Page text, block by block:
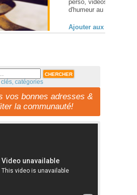
perso, vidéos de
d'humeur au ... [
Ajouter aux favoris
catégories
vos bonnes adresses &
la communauté!